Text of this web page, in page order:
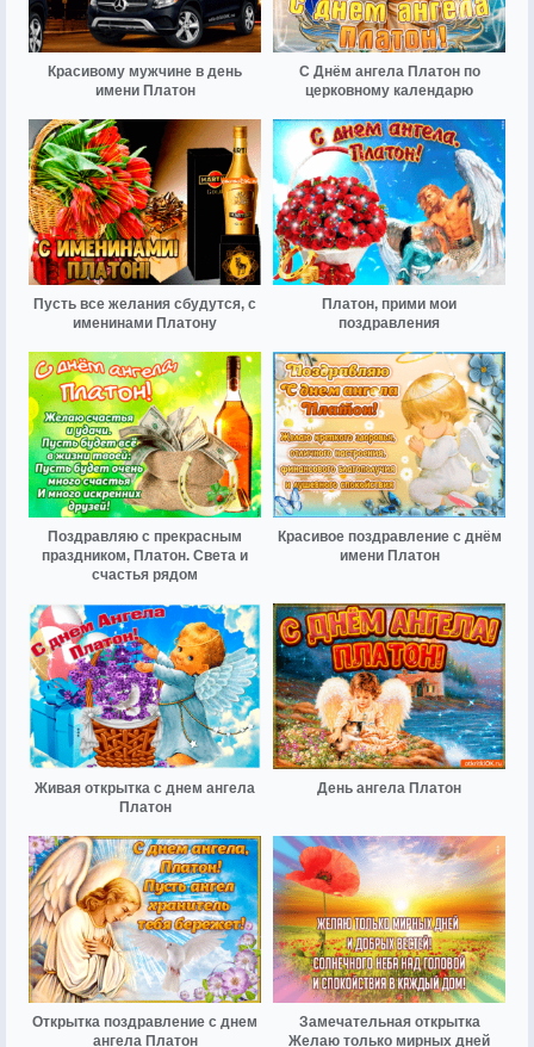
Красивому мужчине в день
имени Платон
С Днём ангела Платон по
церковному календарю
Пусть все желания сбудутся, с
именинами Платону
Платон, прими мои
поздравления
Поздравляю с прекрасным
праздником, Платон. Света и
счастья рядом
Красивое поздравление с днём
имени Платон
Живая открытка с днем ангела
Платон
День ангела Платон
Открытка поздравление с днем
ангела Платон
Замечательная открытка
Желаю только мирных дней